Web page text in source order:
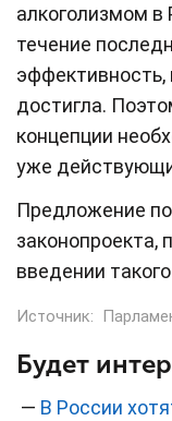
алкоголизмом в
течение
эффективность,
достигла.
концепции
уже
Предложение
законопроекта,
введении
Источник:
Будет
— В России